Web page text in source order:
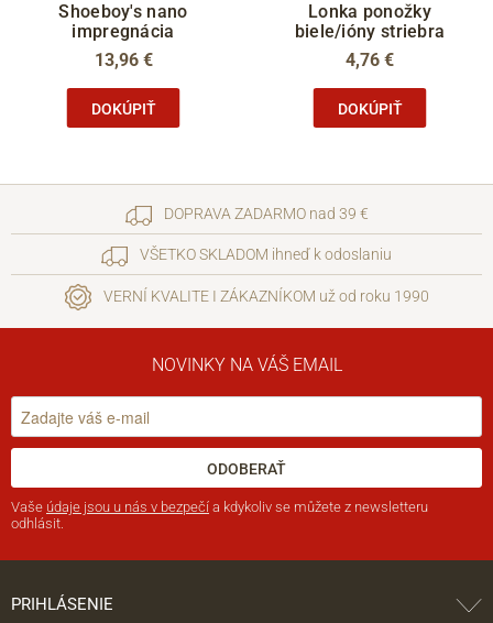
Shoeboy's nano
impregnácia
13,96 €
DOKÚPIŤ
Lonka ponožky
biele/ióny striebra
4,76 €
DOKÚPIŤ
DOPRAVA ZADARMO nad 39 €
VŠETKO SKLADOM ihneď k odoslaniu
VERNÍ KVALITE I ZÁKAZNÍKOM už od roku 1990
NOVINKY NA VÁŠ EMAIL
ODOBERAŤ
Vaše údaje jsou u nás v bezpečí a kdykoliv se můžete z newsletteru
odhlásit.
PRIHLÁSENIE